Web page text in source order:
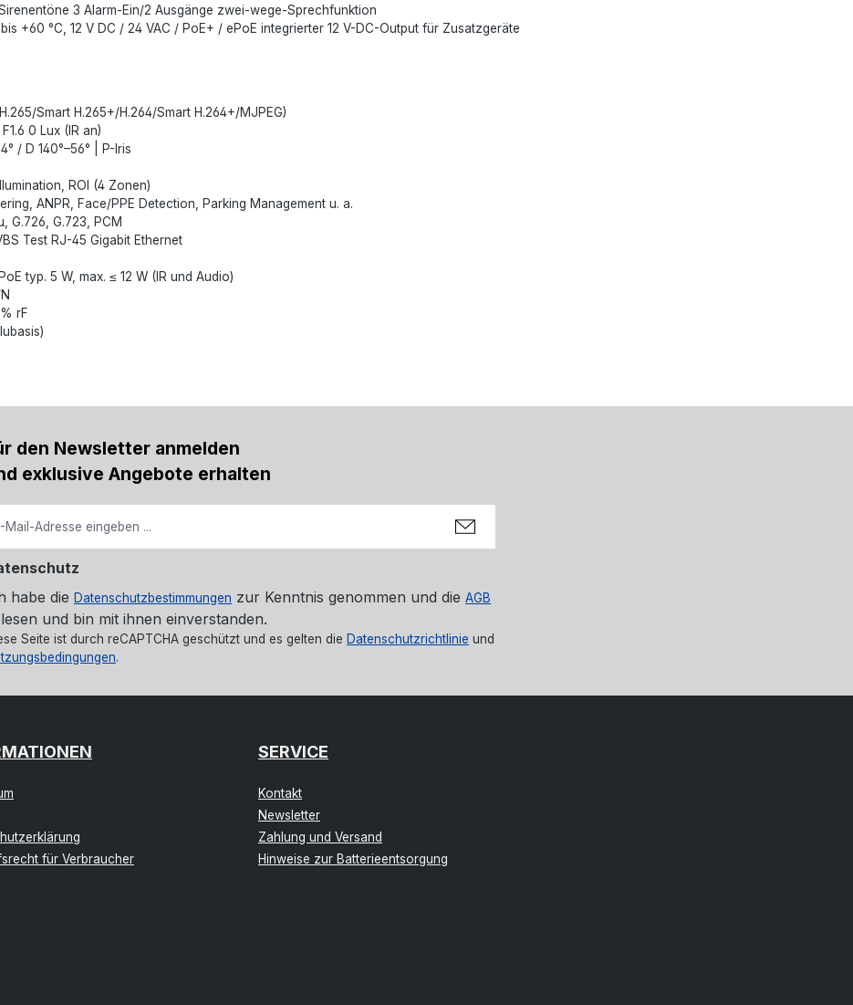
3 Alarm-Ein/2 Ausgänge zwei-wege-Sprechfunktion
+60 °C, 12 V DC / 24 VAC / PoE+ / ePoE integrierter 12 V-DC-Output für Zusatzgeräte
Smart H.265+/H.264/Smart H.264+/MJPEG)
0 Lux (IR an)
/ D 140°–56° | P-Iris
ROI (4 Zonen)
ANPR, Face/PPE Detection, Parking Management u. a.
G.726, G.723, PCM
Test RJ-45 Gigabit Ethernet
typ. 5 W, max. ≤ 12 W (IR und Audio)
rF
den Newsletter anmelden
exklusive Angebote erhalten
habe die Datenschutzbestimmungen zur Kenntnis genommen und die AGB
und bin mit ihnen einverstanden.
Seite ist durch reCAPTCHA geschützt und es gelten die Datenschutzrichtlinie und
.
für Verbraucher
SERVICE
Kontakt
Newsletter
Zahlung und Versand
Hinweise zur Batterieentsorgung